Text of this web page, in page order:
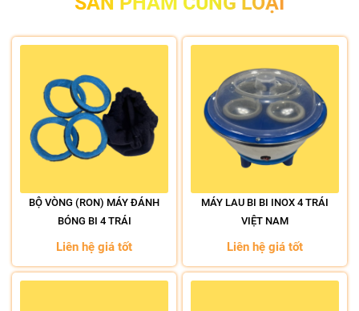
BỘ VÒNG (RON) MÁY ĐÁNH
BÓNG BI 4 TRÁI
Liên hệ giá tốt
MÁY LAU BI BI INOX 4 TRÁI
VIỆT NAM
Liên hệ giá tốt